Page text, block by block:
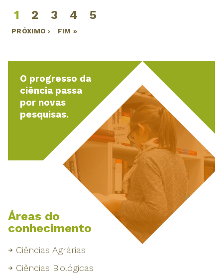
Páginas
1 2 3 4 5
PRÓXIMO › FIM »
O progresso da
ciência passa
por novas
pesquisas.
Áreas do
conhecimento
Ciências Agrárias
Ciências Biológicas